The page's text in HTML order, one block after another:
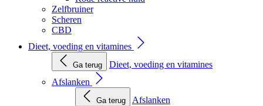
Zelfbruiner
Scheren
CBD
Dieet, voeding en vitamines
Ga terug
Dieet, voeding en vitamines
Afslanken
Ga terug
Afslanken